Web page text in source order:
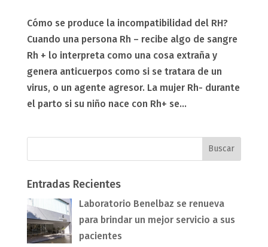
Cómo se produce la incompatibilidad del RH?
Cuando una persona Rh – recibe algo de sangre
Rh + lo interpreta como una cosa extraña y
genera anticuerpos como si se tratara de un
virus, o un agente agresor. La mujer Rh- durante
el parto si su niño nace con Rh+ se...
Entradas Recientes
Laboratorio Benelbaz se renueva
para brindar un mejor servicio a sus
pacientes